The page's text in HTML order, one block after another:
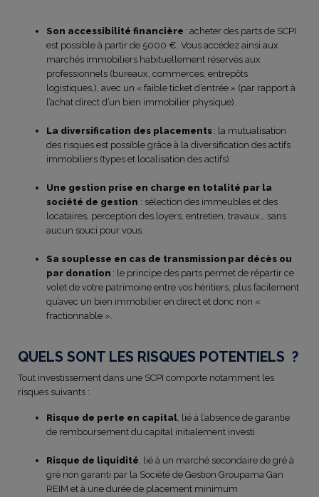
Son accessibilité financière : acheter des parts de SCPI
est possible à partir de 5000 €. Vous accédez ainsi aux
marchés immobiliers habituellement réservés aux
professionnels (bureaux, commerces, entrepôts
logistiques,), avec un « faible ticket d’entrée » (par rapport à
l’achat direct d’un bien immobilier physique).
La diversification des placements : la mutualisation
des risques est possible grâce à la diversification des actifs
immobiliers (types et localisation des actifs).
Une gestion prise en charge en totalité par la
société de gestion : sélection des immeubles et des
locataires, perception des loyers, entretien, travaux… sans
aucun souci pour vous.
Sa souplesse en cas de transmission par décès ou
par donation : le principe des parts permet de répartir ce
volet de votre patrimoine entre vos héritiers, plus facilement
qu’avec un bien immobilier en direct et donc non «
fractionnable ».
QUELS SONT LES RISQUES POTENTIELS ?
Tout investissement dans une SCPI comporte notamment les
risques suivants :
Risque de perte en capital, lié à l’absence de garantie
de remboursement du capital initialement investi.
Risque de liquidité, lié à un marché secondaire de gré à
gré non garanti par la Société de Gestion Groupama Gan
REIM et à une durée de placement minimum